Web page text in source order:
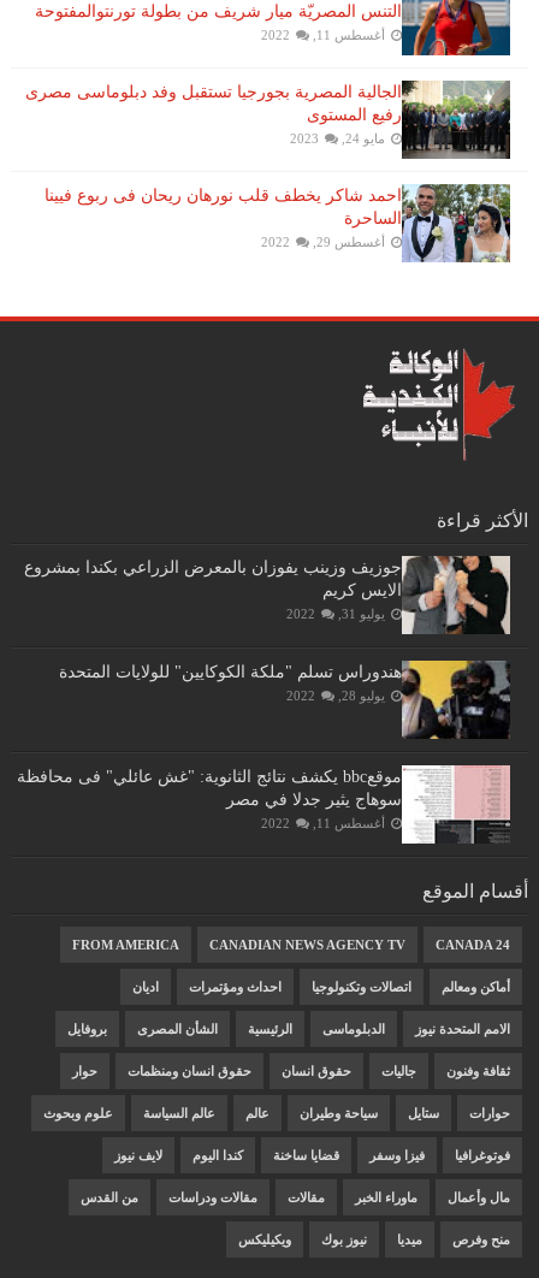
التنس​ المصريّة ​ميار شريف​ من بطولة ​تورنتو​المفتوحة
أغسطس 11, 2022
الجالية المصرية بجورجيا تستقبل وفد دبلوماسى مصرى
رفيع المستوى
مايو 24, 2023
احمد شاكر يخطف قلب نورهان ريحان فى ربوع فيينا
الساحرة
أغسطس 29, 2022
الأكثر قراءة
جوزيف وزينب يفوزان بالمعرض الزراعي بكندا بمشروع
الايس كريم
يوليو 31, 2022
هندوراس تسلم "ملكة الكوكايين" للولايات المتحدة
يوليو 28, 2022
موقعbbc يكشف نتائج الثانوية: "غش عائلي" فى محافظة
سوهاج يثير جدلا في مصر
أغسطس 11, 2022
أقسام الموقع
CANADA 24
CANADIAN NEWS AGENCY TV
FROM AMERICA
أماكن ومعالم اتصالات وتكنولوجيا احداث ومؤتمرات اديان
الامم المتحدة نيوز الدبلوماسى الرئيسية الشأن المصرى بروفايل
ثقافة وفنون جاليات حقوق انسان حقوق انسان ومنظمات حوار
حوارات ستايل سياحة وطيران عالم عالم السياسة علوم وبحوث
فوتوغرافيا فيزا وسفر قضايا ساخنة كندا اليوم لايف نيوز
مال وأعمال ماوراء الخبر مقالات مقالات ودراسات من القدس
منح وفرص ميديا نيوز بوك ويكيليكس